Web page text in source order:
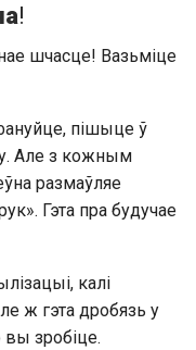
!
шчасце! Вазьміце
пішыце ў
Але з кожным
размаўляе
Гэта пра будучае
калі
ж гэта дробязь у
вы зробіце.